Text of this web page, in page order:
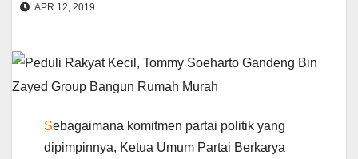
APR 12, 2019
Sebagaimana komitmen partai politik yang
dipimpinnya, Ketua Umum Partai Berkarya